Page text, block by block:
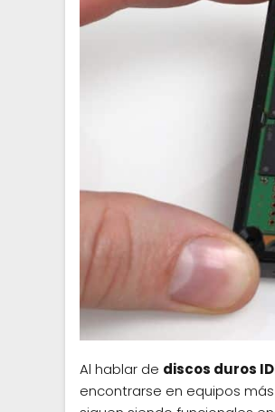
Al hablar de discos duros
encontrarse en equipos